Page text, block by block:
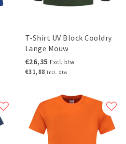
T-Shirt UV Block Cooldry
Lange Mouw
€26,35 Excl. btw
€31,88 Incl. btw